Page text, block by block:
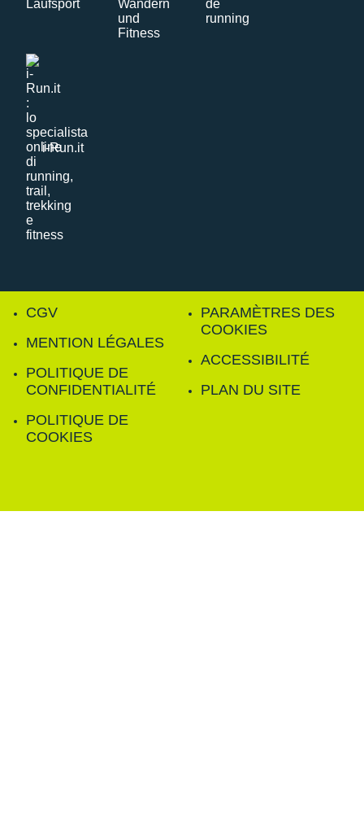
i-Run.it
CGV
MENTION LÉGALES
POLITIQUE DE
CONFIDENTIALITÉ
POLITIQUE DE
COOKIES
PARAMÈTRES DES
COOKIES
ACCESSIBILITÉ
PLAN DU SITE